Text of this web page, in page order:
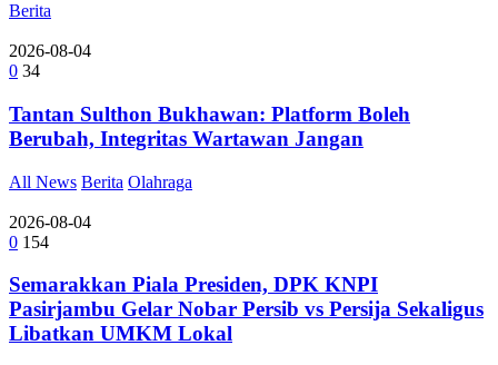
Berita
2026-08-04
0 34
Tantan Sulthon Bukhawan: Platform Boleh
Berubah, Integritas Wartawan Jangan
All News Berita Olahraga
2026-08-04
0 154
Semarakkan Piala Presiden, DPK KNPI
Pasirjambu Gelar Nobar Persib vs Persija Sekaligus
Libatkan UMKM Lokal